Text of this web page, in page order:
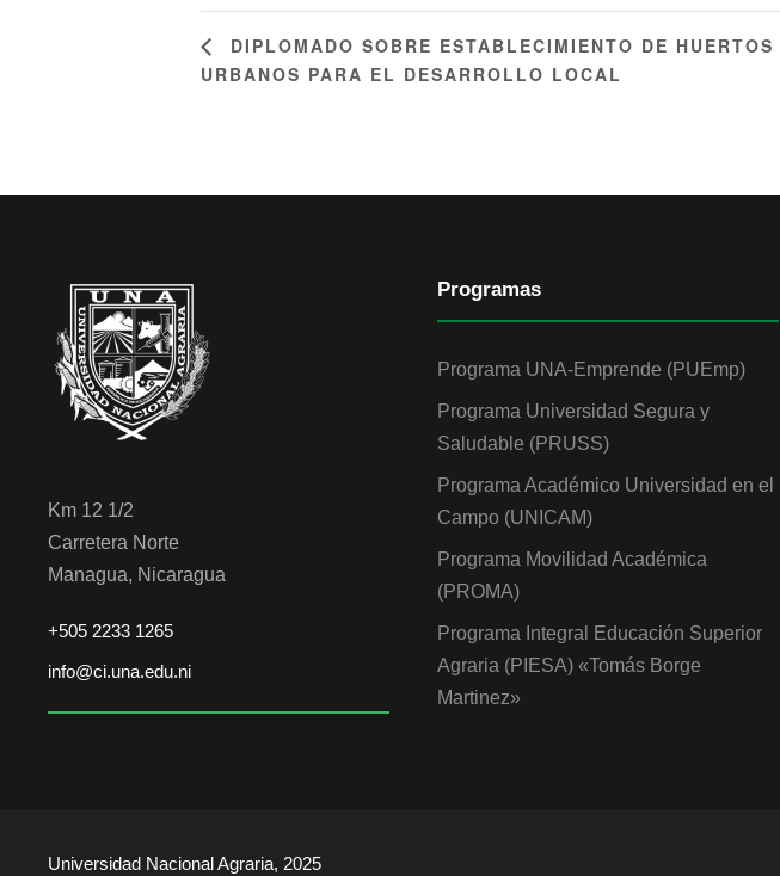
DIPLOMADO SOBRE ESTABLECIMIENTO DE HUERTOS
URBANOS PARA EL DESARROLLO LOCAL
Km 12 1/2
Carretera Norte
Managua, Nicaragua
+505 2233 1265
info@ci.una.edu.ni
Programas
Programa UNA-Emprende (PUEmp)
Programa Universidad Segura y
Saludable (PRUSS)
Programa Académico Universidad en el
Campo (UNICAM)
Programa Movilidad Académica
(PROMA)
Programa Integral Educación Superior
Agraria (PIESA) «Tomás Borge
Martinez»
Universidad Nacional Agraria, 2025